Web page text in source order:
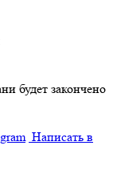
будет закончено
Написать в